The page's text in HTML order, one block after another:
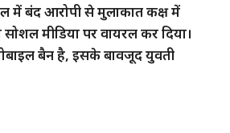
में बंद आरोपी से मुलाकात कक्ष में
मीडिया पर वायरल कर दिया।
बैन है, इसके बावजूद युवती